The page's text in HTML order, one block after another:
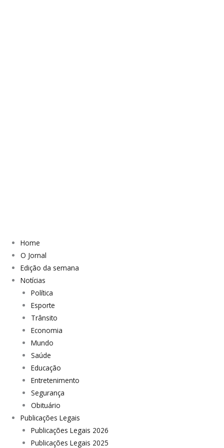
Home
O Jornal
Edição da semana
Notícias
Política
Esporte
Trânsito
Economia
Mundo
Saúde
Educação
Entretenimento
Segurança
Obituário
Publicações Legais
Publicações Legais 2026
Publicações Legais 2025